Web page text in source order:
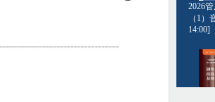
2026
（1）
14:00]